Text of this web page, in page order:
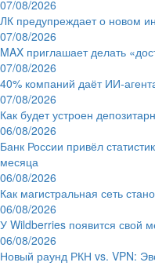
07/08/2026
ЛК предупреждает о новом
07/08/2026
MAX приглашает делать
07/08/2026
40% компаний даёт
07/08/2026
Как будет устроен
06/08/2026
Банк России привёл
месяца
06/08/2026
Как магистральная сеть
06/08/2026
У Wildberries появится свой
06/08/2026
Новый раунд РКН vs. VPN: